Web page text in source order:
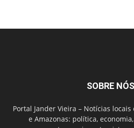
SOBRE NÓS
Portal Jander Vieira – Notícias
e Amazonas: política,